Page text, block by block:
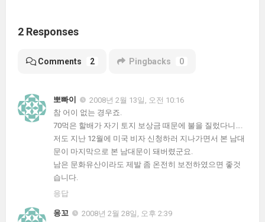
2 Responses
Comments 2 Pingbacks 0
뽀빠이
2008년 2월 13일, 오전 10:16
참 어이 없는 경우죠.
70먹은 할배가 자기 토지 보상금 때문에 불을 질렀다니….
저도 지난 12월에 미국 비자 신청하러 지나가면서 본 남대
문이 마지막으로 본 남대문이 돼버렸군요.
남은 문화유산이라도 제발 좀 온전히 보전하였으면 좋것
습니다.
응답
응꼬
2008년 2월 28일, 오후 2:39